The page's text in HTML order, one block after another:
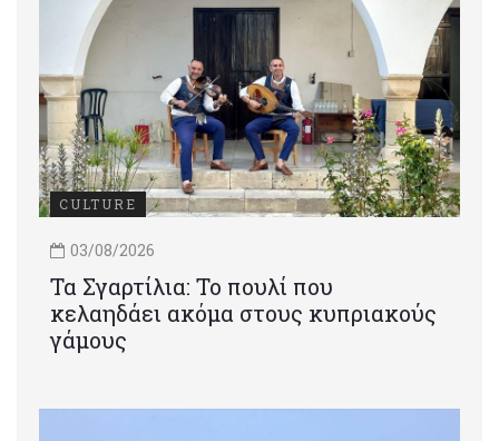
CULTURE
03/08/2026
Τα Σγαρτίλια: Το πουλί που
κελαηδάει ακόμα στους κυπριακούς
γάμους